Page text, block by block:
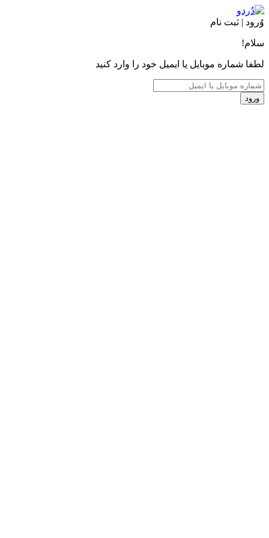
وُرود | ثبت نام
سلام!
لطفا شماره موبایل یا ایمیل خود را وارد کنید
ورود